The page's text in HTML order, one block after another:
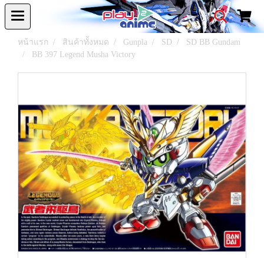
หน้าแรก สินค้าทั้งหมด Gunpla SD
SD BB Gundam
BB 397 Legend Musha Victory